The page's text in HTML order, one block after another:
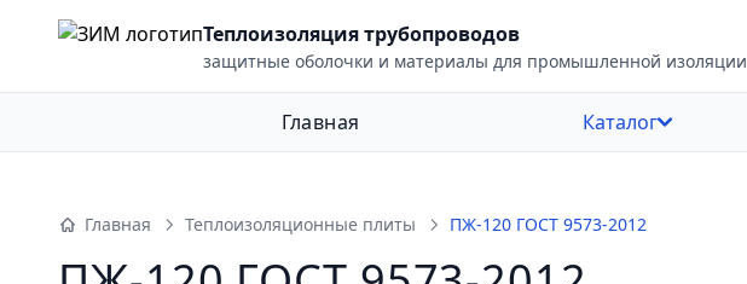
Теплоизоляция трубопроводов
защитные оболочки и материалы для промышленной изоляции
Главная Каталог
Главная Теплоизоляционные плиты ПЖ-120 ГОСТ 9573-2012